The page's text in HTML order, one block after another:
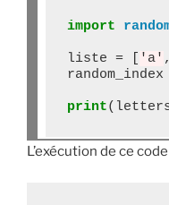
import
liste = 'a'
random_index
print
L’exécution de ce